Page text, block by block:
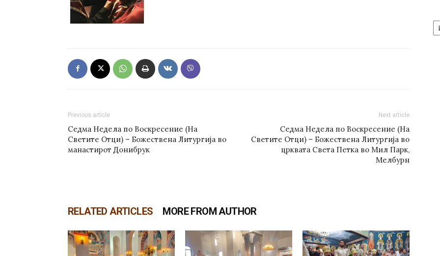
Previous article
Седма Недела по Воскресение (На
Светите Отци) – Божествена Литургија во
манастирот Донибрук
Next article
Седма Недела по Воскресение (На
Светите Отци) – Божествена Литургија во
црквата Света Петка во Мил Парк,
Мелбурн
RELATED ARTICLES MORE FROM AUTHOR